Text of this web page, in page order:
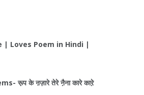
| Loves Poem in Hindi |
रू़प के ऩज़ारे तेरे नै़ना कारे कारे़